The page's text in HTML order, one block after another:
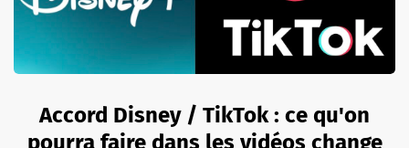
Accord Disney / TikTok : ce qu'on
pourra faire dans les vidéos change